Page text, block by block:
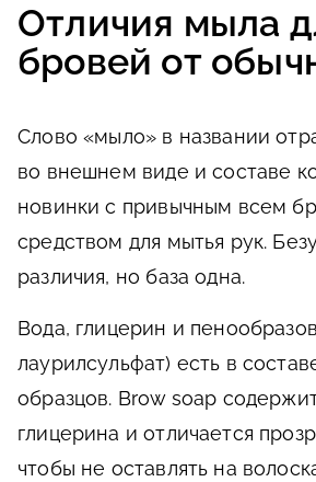
Отличия мыла
бровей от
Слово «мыло» в названии
во внешнем виде и составе
новинки с привычным всем
средством для мытья рук.
различия, но база одна.
Вода, глицерин и
лаурилсульфат) есть в
образцов. Brow soap
глицерина и отличается
чтобы не оставлять на